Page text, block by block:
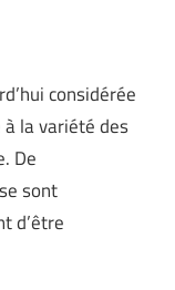
considérée
la variété des
De
sont
d’être